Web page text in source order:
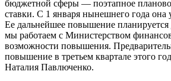
бюджетной сферы — поэтапное
ставки. С 1 января нынешнего года она
Ее дальнейшее повышение
мы работаем с Министерством
возможности повышения.
повышение в третьем квартале этого
Наталия Павлюченко.